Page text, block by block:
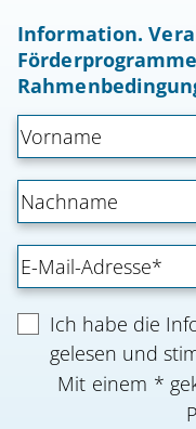
Information.
Ich habe die
gelesen und
Mit einem *